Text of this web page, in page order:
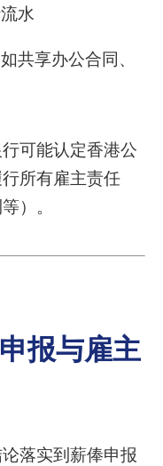
水
共享办公合同、
可能认定香港公
所有雇主责任
）。
报与雇主
落实到薪俸申报